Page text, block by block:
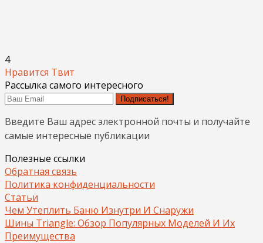
4
Нравится Твит
Рассылка самого интересного
Подписаться!
Введите Ваш адрес электронной почты и получайте
самые интересные публикации
Полезные ссылки
Обратная связь
Политика конфиденциальности
Статьи
Чем Утеплить Баню Изнутри И Снаружи
Шины Triangle: Обзор Популярных Моделей И Их
Преимущества